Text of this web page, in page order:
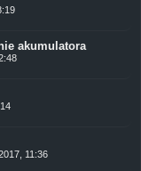
akumulatora
11:36